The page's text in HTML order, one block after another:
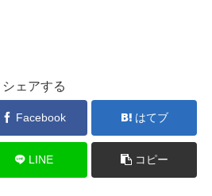
シェアする
Facebook はてブ
LINE コピー